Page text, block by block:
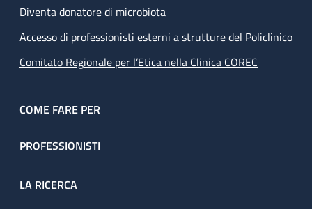
Diventa donatore di microbiota
Accesso di professionisti esterni a strutture del Policlinico
Comitato Regionale per l’Etica nella Clinica COREC
COME FARE PER
PROFESSIONISTI
LA RICERCA